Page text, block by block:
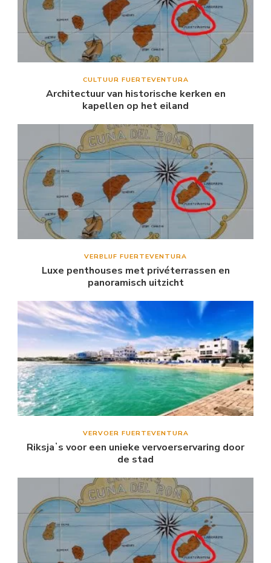
CULTUUR FUERTEVENTURA
Architectuur van historische kerken en
kapellen op het eiland
VERBLIJF FUERTEVENTURA
Luxe penthouses met privéterrassen en
panoramisch uitzicht
VERVOER FUERTEVENTURA
Riksjaʼs voor een unieke vervoerservaring door
de stad